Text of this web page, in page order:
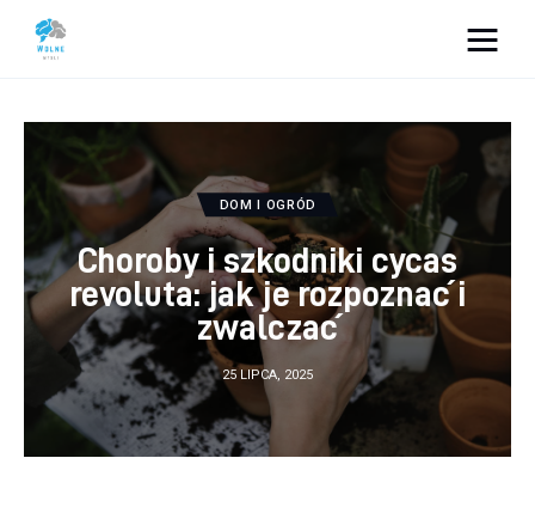
Lifestyle
Biznes
Dom i ogród
Uroda
Zdrowie
Więcej
DOM I OGRÓD
Choroby i szkodniki cycas
revoluta: jak je rozpoznać i
zwalczać
25 LIPCA, 2025